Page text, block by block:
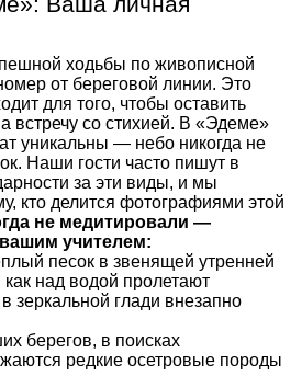
ходьбы по живописной
от береговой линии. Это
для того, чтобы оставить
встречу со стихией. В «Эдеме»
уникальны — небо никогда не
Наши гости часто пишут в
за эти виды, и мы
кто делится фотографиями этой
не медитировали —
учителем:
песок в звенящей утренней
над водой пролетают
зеркальной глади внезапно
берегов, в поисках
редкие осетровые породы